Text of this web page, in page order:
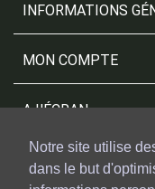
Notre site utilise
dans le but
INFORMATIONS
MON COMPTE
A L'ÉCRAN
NOUS CONTACTER